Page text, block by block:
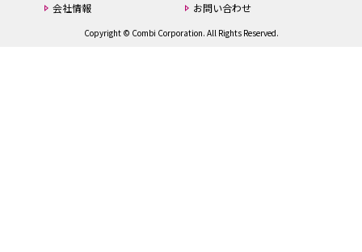
会社情報 お問い合わせ
Copyright © Combi Corporation. All Rights Reserved.